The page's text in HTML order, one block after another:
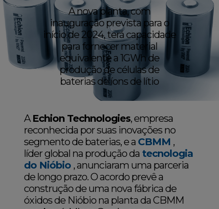
A nova planta, com
inauguração prevista para o
início de 2024, terá capacidade
para fornecer material
equivalente a 1GWh de
produção de células de
baterias de íons de lítio
A Echion Technologies, empresa
reconhecida por suas inovações no
segmento de baterias, e a CBMM ,
líder global na produção da tecnologia
do Nióbio , anunciaram uma parceria
de longo prazo. O acordo prevê a
construção de uma nova fábrica de
óxidos de Nióbio na planta da CBMM